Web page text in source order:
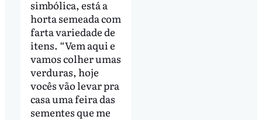
simbólica, está a
horta semeada com
farta variedade de
itens. “Vem aqui e
vamos colher umas
verduras, hoje
vocês vão levar pra
casa uma feira das
sementes que me